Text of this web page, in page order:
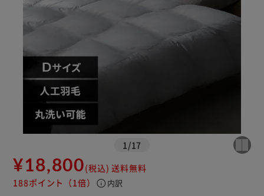
1 /17
¥18,800(税込) 送料無料
188ポイント （1倍） info 内訳